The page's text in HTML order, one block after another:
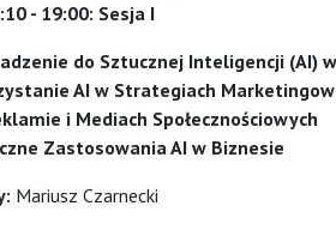
- 19:00: Sesja I
do Sztucznej Inteligencji (AI)
AI w Strategiach
i Mediach Społecznościowych
Zastosowania AI w Biznesie
Mariusz Czarnecki